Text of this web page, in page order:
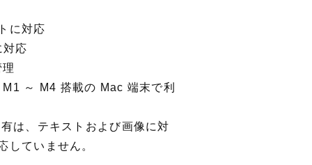
に対応
対応
～ M4 搭載の Mac 端末で利
は、テキストおよび画像に対
していません。